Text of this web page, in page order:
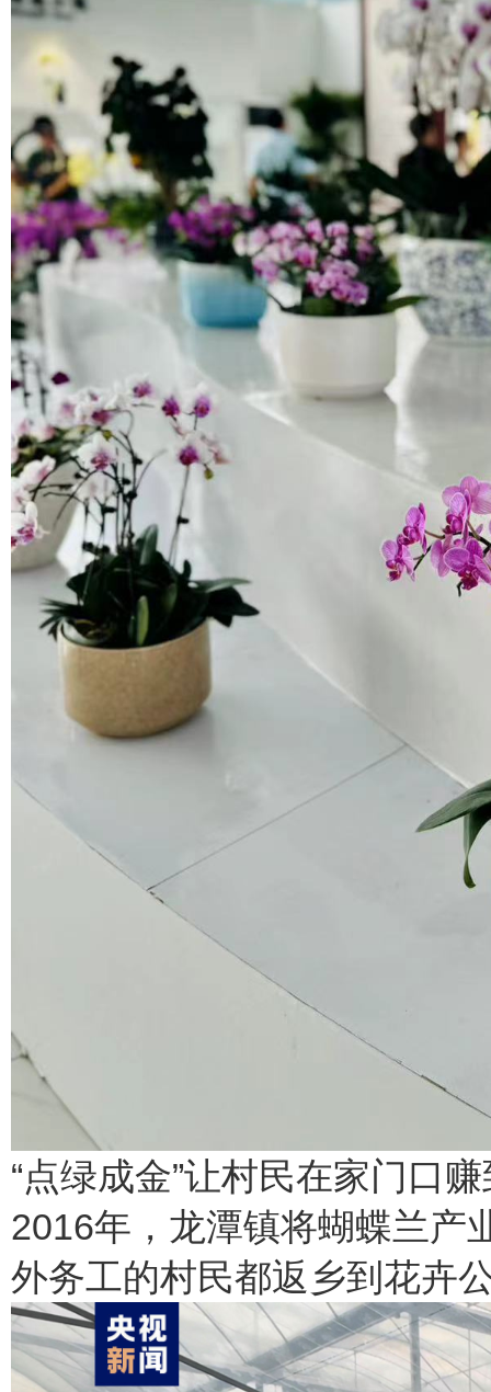
“点绿成金”让村民在家门口
2016年，龙潭镇将蝴蝶兰产
外务工的村民都返乡到花卉